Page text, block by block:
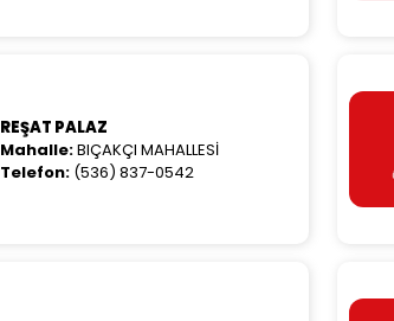
REŞAT PALAZ
Mahalle:BIÇAKÇI MAHALLESİ
Telefon: (536) 837-0542